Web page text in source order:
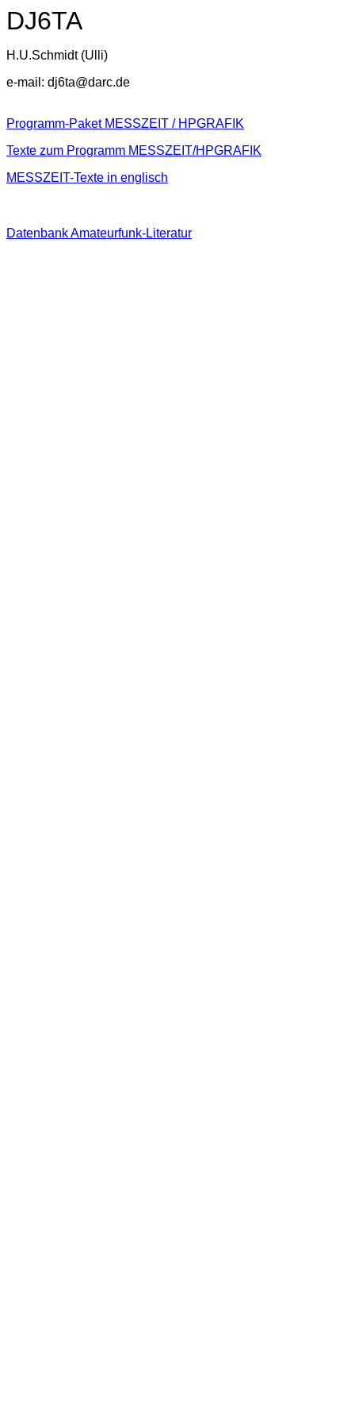
DJ6TA
H.U.Schmidt (Ulli)
e-mail: dj6ta@darc.de
Programm-Paket MESSZEIT / HPGRAFIK
Texte zum Programm MESSZEIT/HPGRAFIK
MESSZEIT-Texte in englisch
Datenbank Amateurfunk-Literatur